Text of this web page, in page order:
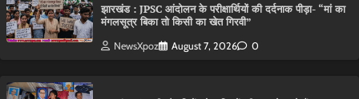
झारखंड : JPSC आंदोलन के परीक्षार्थियों की दर्दनाक पीड़ा- “मां का
मंगलसूत्र बिका तो किसी का खेत गिरवी”
NewsXpoz August 7, 2026 0